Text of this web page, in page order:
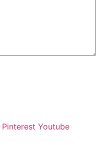
Pinterest Youtube